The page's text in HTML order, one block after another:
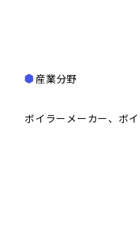
産業分野
ボイラーメーカー、ボ